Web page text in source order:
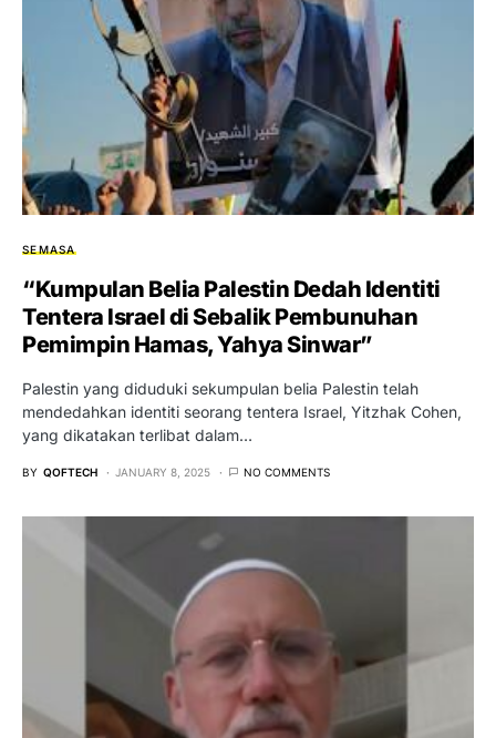
SEMASA
“Kumpulan Belia Palestin Dedah Identiti
Tentera Israel di Sebalik Pembunuhan
Pemimpin Hamas, Yahya Sinwar”
Palestin yang diduduki sekumpulan belia Palestin telah
mendedahkan identiti seorang tentera Israel, Yitzhak Cohen,
yang dikatakan terlibat dalam…
BY QOFTECH JANUARY 8, 2025 NO COMMENTS